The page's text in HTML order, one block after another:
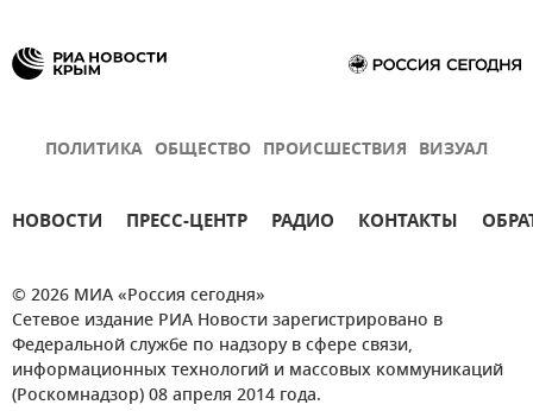
ПОЛИТИКА ОБЩЕСТВО ПРОИСШЕСТВИЯ ВИЗУАЛ
НОВОСТИ ПРЕСС-ЦЕНТР РАДИО КОНТАКТЫ
© 2026 МИА «Россия сегодня»
Сетевое издание РИА Новости зарегистрировано в
Федеральной службе по надзору в сфере связи,
информационных технологий и массовых коммуникаций
(Роскомнадзор) 08 апреля 2014 года.